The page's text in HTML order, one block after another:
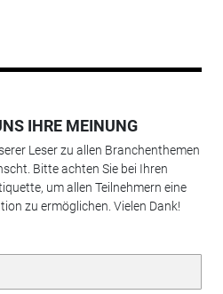
IHRE MEINUNG
Leser zu allen Branchenthemen
Bitte achten Sie bei Ihren
um allen Teilnehmern eine
zu ermöglichen. Vielen Dank!